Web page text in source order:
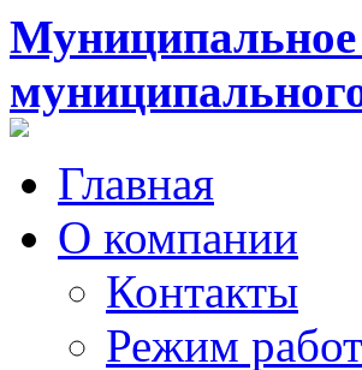
Главная
О компании
Контакты
Режим